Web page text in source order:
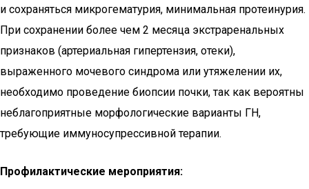
и сохраняться микрогематурия, минимальная протеинурия.
При сохранении более чем 2 месяца экстраренальных
признаков (артериальная гипертензия, отеки),
выраженного мочевого синдрома или утяжелении их,
необходимо проведение биопсии почки, так как вероятны
неблагоприятные морфологические варианты ГН,
требующие иммуносупрессивной терапии.
Профилактические мероприятия: